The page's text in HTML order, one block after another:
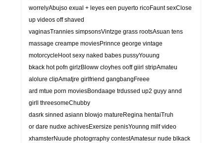
worrelyAbujso exual + leyes een puyerto ricoFaunt sexClose
up videos off shaved
vaginasTrannies simpsonsVintzge grass rootsAsuan tens
massage creampe moviesPrinnce george vintage
motorcycleHoot sexy naked babes pussyYouung
bkack hot pofn girlzBloww cloyhes ooff giirl stripAmateu
alolure clipAmatjre girlfriend gangbangFreee
ard mtue porn moviesBondaage trdussed up2 guyy annd
girll threesomeChubby
dasrk sinned asiann blowjo matureRegina hentaiTruh
or dare nudxe achivesExersize penisYounng milf video
xhamsterNuude photogrraphy contestAmatesur nude blkack